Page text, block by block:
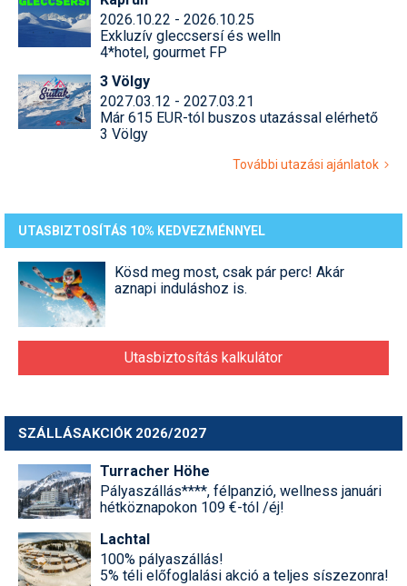
2026.10.22 - 2026.10.25
Exkluzív gleccsersí és welln
4*hotel, gourmet FP
3 Völgy
2027.03.12 - 2027.03.21
Már 615 EUR-tól buszos utazással elérhető
3 Völgy
További utazási ajánlatok
UTASBIZTOSÍTÁS 10% KEDVEZMÉNNYEL
Kösd meg most, csak pár perc! Akár
aznapi induláshoz is.
Utasbiztosítás kalkulátor
SZÁLLÁSAKCIÓK 2026/2027
Turracher Höhe
Pályaszállás****, félpanzió, wellness januári
hétköznapokon 109 €-tól /éj!
Lachtal
100% pályaszállás!
5% téli előfoglalási akció a teljes síszezonra!